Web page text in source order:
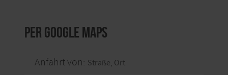
per Google Maps
Anfahrt von: